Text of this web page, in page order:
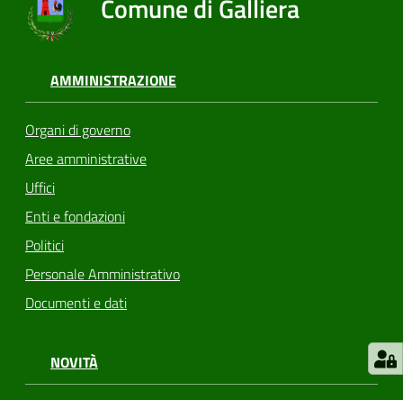
Comune di Galliera
AMMINISTRAZIONE
Organi di governo
Aree amministrative
Uffici
Enti e fondazioni
Politici
Personale Amministrativo
Documenti e dati
NOVITÀ